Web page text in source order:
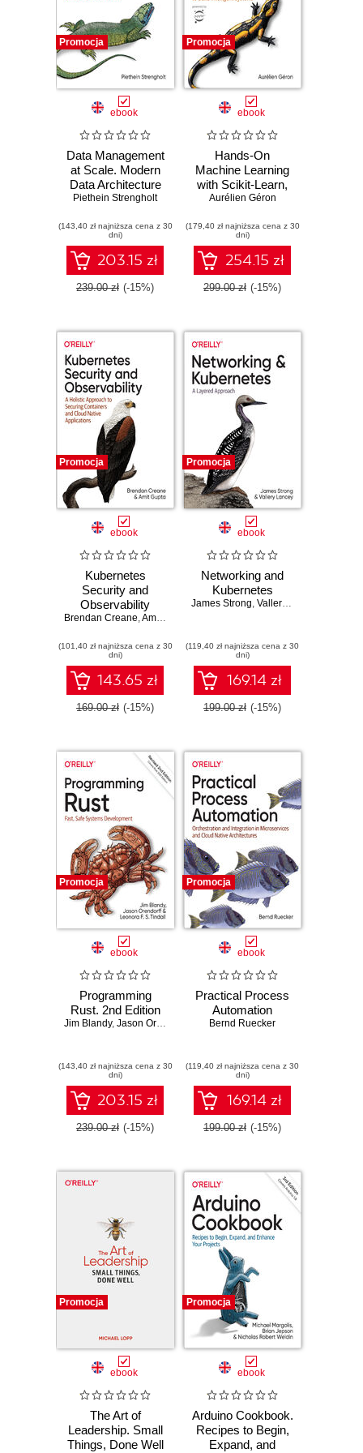
Promocja
ebook
Data Management
at Scale. Modern
Data Architecture
with Data Mesh
2nd Edition
Piethein Strengholt
(143,40 zł najniższa cena z 30
dni)
203.15 zł
239.00 zł (-15%)
Promocja
ebook
Hands-On
Machine Learning
with Scikit-Learn,
Keras, and
Edition
Aurélien Géron
(179,40 zł najniższa cena z 30
dni)
254.15 zł
299.00 zł (-15%)
Promocja
ebook
Kubernetes
Security and
Observability
Brendan Creane,Amit Gupta
(101,40 zł najniższa cena z 30
dni)
143.65 zł
169.00 zł (-15%)
Promocja
ebook
Networking and
Kubernetes
James Strong, Vallery Lancey
(119,40 zł najniższa cena z 30
dni)
169.14 zł
199.00 zł (-15%)
Promocja
ebook
Programming
Rust. 2nd Edition
Jim Blandy, Jason Orendorff Leonora F . S. Tindall
(143,40 zł najniższa cena z 30
dni)
203.15 zł
239.00 zł (-15%)
Promocja
ebook
Practical Process
Automation
Bernd Ruecker
(119,40 zł najniższa cena z 30
dni)
169.14 zł
199.00 zł (-15%)
Promocja
ebook
The Art of
Leadership. Small
Things, Done Well
Promocja
ebook
Arduino Cookbook.
Recipes to Begin,
Expand, and